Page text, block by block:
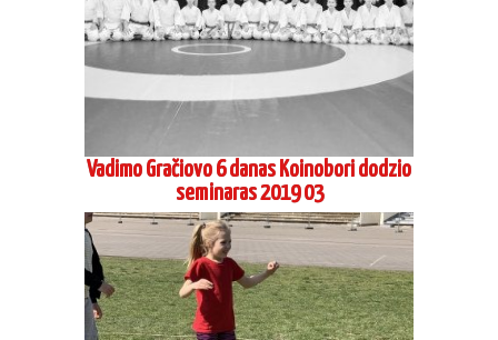
Vadimo Gračiovo 6 danas Koinobori dodzio
seminaras 2019 03